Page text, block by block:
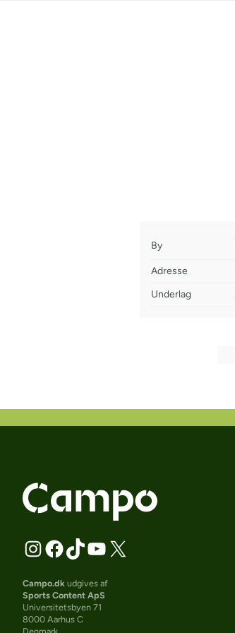
By
Adresse
Underlag
Campo.dk udgives af
Sports Content ApS
Universitetsbyen 71
8000 Aarhus C